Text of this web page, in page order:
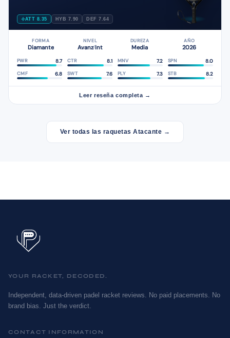
ATT 8.35 HYB 7.90 DEF 7.64
FORMA
Diamante
NIVEL
Avanz/Int
DUREZA
Media
AÑO
2026
PWR 8.7 CTR 8.1 MNV 7.2 SPN 8.0
CMF 6.8 SWT 7.6 PLY 7.3 STB 8.2
Leer reseña completa →
Ver todas las raquetas Atacante →
YOUR RACKET, DECODED.
Independent, data-driven padel racket reviews. No paid placements. No
brand bias. Just the verdict.
CONTACT INFORMATION